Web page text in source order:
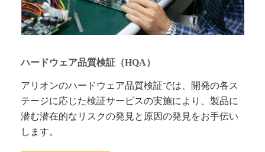
ハードウェア品質検証（HQA）
アリオンのハードウェア品質検証では、開発の各ス
テージに応じた検証サービスの実施により、製品に
潜む潜在的なリスクの発見と原因の発見をお手伝い
します。